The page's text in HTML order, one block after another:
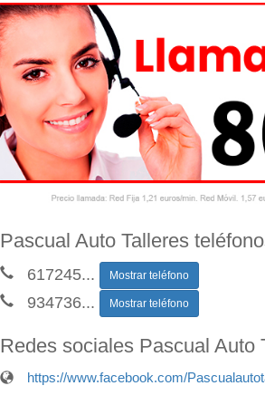
Pascual Auto Talleres
617245... Mostrar teléfono
934736... Mostrar teléfono
Redes sociales Pascual Auto
https://www.facebook.com/